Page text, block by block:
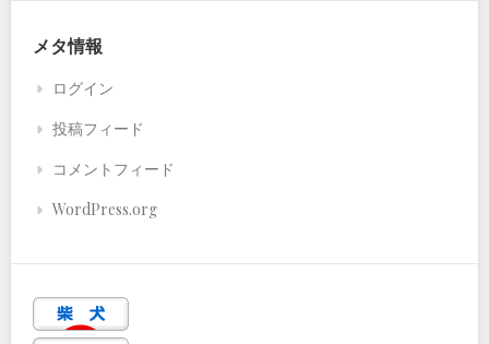
メタ情報
ログイン
投稿フィード
コメントフィード
WordPress.org